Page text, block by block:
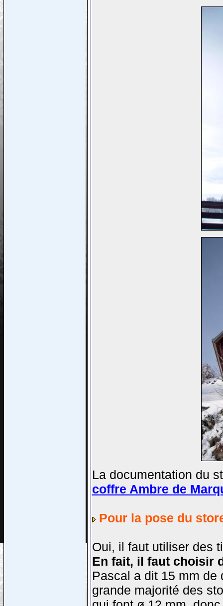
La documentation du
coffre Ambre de
Pour la pose du
Oui, il faut utiliser des
En fait, il faut choisir
Pascal a dit 15 mm
grande majorité des